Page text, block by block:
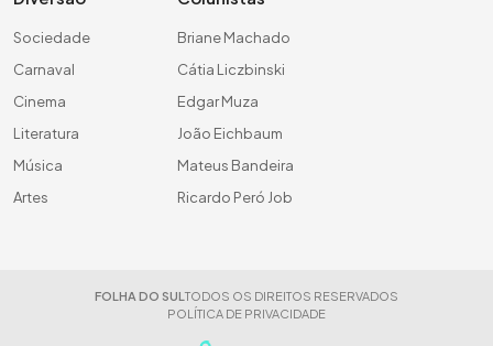
Sociedade
Carnaval
Cinema
Literatura
Música
Artes
Briane Machado
Cátia Liczbinski
Edgar Muza
João Eichbaum
Mateus Bandeira
Ricardo Peró Job
FOLHA DO SUL TODOS OS DIREITOS RESERVADOS
POLÍTICA DE PRIVACIDADE